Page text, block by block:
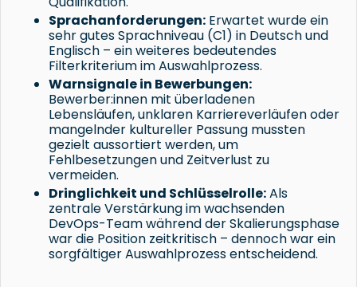
Sprachanforderungen: Erwartet wurde ein
sehr gutes Sprachniveau (C1) in Deutsch und
Englisch – ein weiteres bedeutendes
Filterkriterium im Auswahlprozess.
Warnsignale in Bewerbungen:
Bewerber:innen mit überladenen
Lebensläufen, unklaren Karriereverläufen oder
mangelnder kultureller Passung mussten
gezielt aussortiert werden, um
Fehlbesetzungen und Zeitverlust zu
vermeiden.
Dringlichkeit und Schlüsselrolle:Als
zentrale Verstärkung im wachsenden
DevOps-Team während der Skalierungsphase
war die Position zeitkritisch – dennoch war ein
sorgfältiger Auswahlprozess entscheidend.